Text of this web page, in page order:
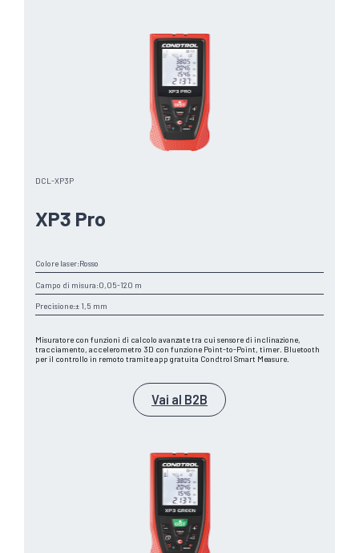
DCL-XP3P
XP3 Pro
Colore laser:Rosso
Campo di misura:0,05-120 m
Precisione:± 1,5 mm
Misuratore con funzioni di calcolo avanzate tra cui sensore di inclinazione,
tracciamento, accelerometro 3D con funzione Point-to-Point, timer. Bluetooth
per il controllo in remoto tramite app gratuita Condtrol Smart Measure.
Vai al B2B